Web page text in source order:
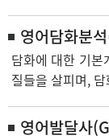
영어담화분
담화에 대한 기본
질들을 살피며,
영어발달사